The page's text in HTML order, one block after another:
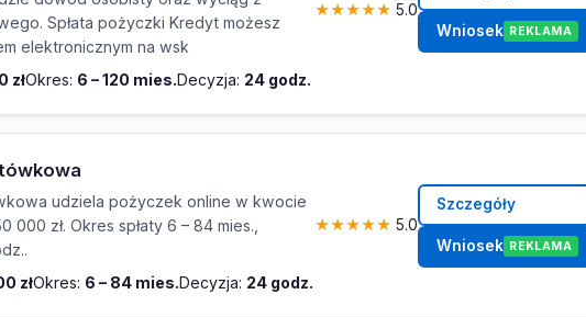
Spłata pożyczki Kredyt możesz
elektronicznym na wsk
złOkres: 6 – 120 mies.Decyzja: 24 godz.
★★★★★ 5.0
Wniosek REKLAMA
udziela pożyczek online w kwocie
000 zł. Okres spłaty 6 – 84 mies.,
złOkres: 6 – 84 mies.Decyzja: 24 godz.
★★★★★ 5.0
Szczegóły
Wniosek REKLAMA